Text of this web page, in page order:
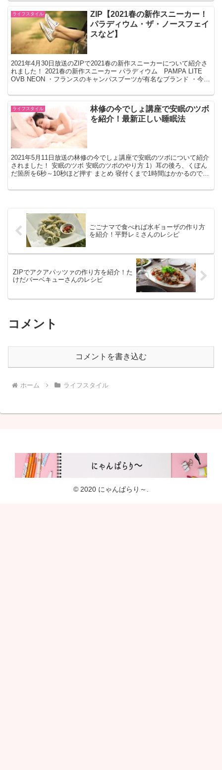
ライフスタイル
ZIP【2021春の新作スニーカー！
パラディウム・ザ・ノースフェイ
スなど】
2021年4月30日放送のZIPで2021春の新作スニーカーについて紹介さ
れました！ 2021春の新作スニーカー パラディウム PAMPA LITE
OVB NEON ・フランスのキャンパスブーツが有名なブランド ・今年
ライフスタイル
林修の今でしょ講座で安眠のツボ
を紹介！最新正しい睡眠法
2021年5月11日放送の林修の今でしょ講座で安眠のツボについて紹介
されました！ 安眠のツボ 安眠のツボのやり方 1）耳の後ろ、くぼん
だ箇所を6秒～10秒ほど押す まとめ 寝付くまで1時間はかかるので参
ごごナマで食べれば水ギョーザの作り方
を紹介！平野レミさんのレシピ
ZIPでアクアパッツァの作り方を紹介！た
けだバーベキューさんのレシピ
コメント
コメントを書き込む
ホーム ライフスタイル
© 2020 にゃんぱらり～.